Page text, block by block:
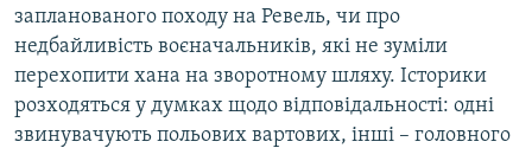
запланованого походу на Ревель, чи про
недбайливість воєначальників, які не зуміли
перехопити хана на зворотному шляху. Історики
розходяться у думках щодо відповідальності: одні
звинувачують польових вартових, інші – головного